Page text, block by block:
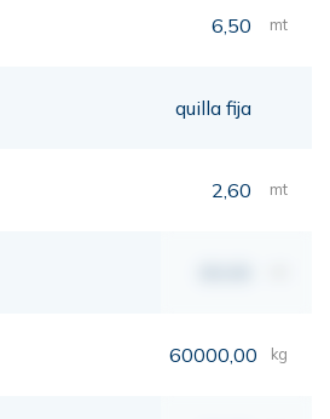
6,50 mt
quilla fija
2,60 mt
60000,00 kg